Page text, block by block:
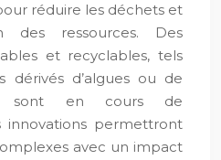
réduire les déchets et
des ressources. Des
et recyclables, tels
dérivés d’algues ou de
sont en cours de
innovations permettront
avec un impact